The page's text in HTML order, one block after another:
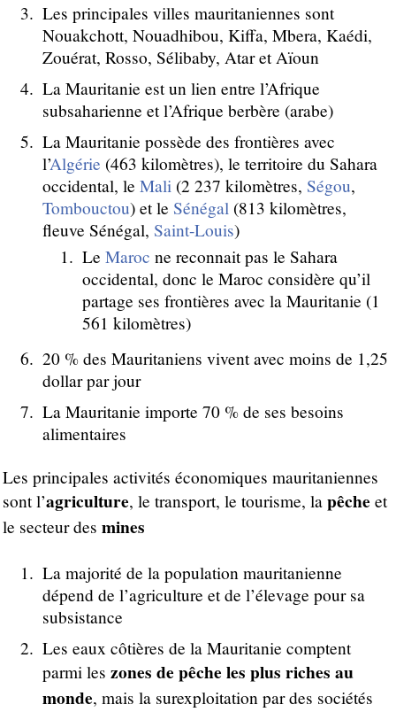
Les principales villes mauritaniennes sont
Nouakchott, Nouadhibou, Kiffa, Mbera, Kaédi,
Zouérat, Rosso, Sélibaby, Atar et Aïoun
La Mauritanie est un lien entre l’Afrique
subsaharienne et l’Afrique berbère (arabe)
La Mauritanie possède des frontières avec
l’Algérie (463 kilomètres), le territoire du Sahara
occidental, le Mali (2 237 kilomètres, Ségou,
Tombouctou) et le Sénégal (813 kilomètres,
fleuve Sénégal, Saint-Louis)
Le Maroc ne reconnait pas le Sahara
occidental, donc le Maroc considère qu’il
partage ses frontières avec la Mauritanie (1
561 kilomètres)
20 % des Mauritaniens vivent avec moins de 1,25
dollar par jour
La Mauritanie importe 70 % de ses besoins
alimentaires
Les principales activités économiques mauritaniennes
sont l’agriculture, le transport, le tourisme, la pêche et
le secteur des mines
La majorité de la population mauritanienne
dépend de l’agriculture et de l’élevage pour sa
subsistance
Les eaux côtières de la Mauritanie comptent
parmi les zones de pêche les plus riches au
monde, mais la surexploitation par des sociétés